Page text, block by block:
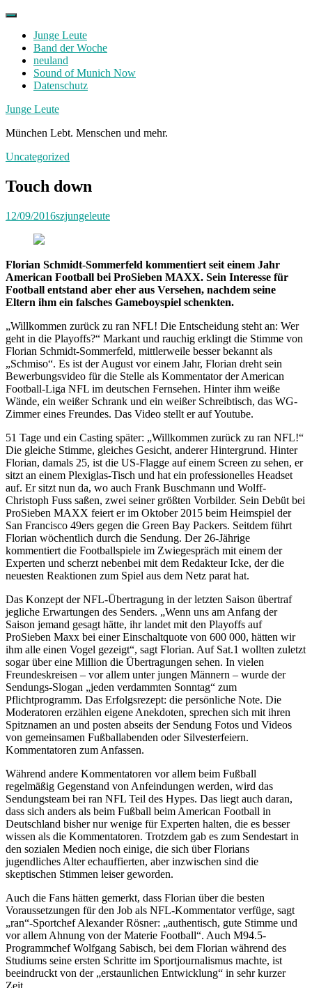
Skip
contentJunge Leute
Band der Woche
neuland
Sound of Munich Now
Datenschutz
Facebook
Twitter
Instagram
Junge Leute
München Lebt. Menschen und mehr.
Uncategorized
Touch down
12/09/2016szjungeleute
Florian Schmidt-Sommerfeld kommentiert seit einem Jahr
American Football bei ProSieben MAXX. Sein Interesse für
Football entstand aber eher aus Versehen, nachdem seine
Eltern ihm ein falsches Gameboyspiel schenkten.
„Willkommen zurück zu ran NFL! Die Entscheidung steht an: Wer
geht in die Playoffs?“ Markant und rauchig erklingt die Stimme von
Florian Schmidt-Sommerfeld, mittlerweile besser bekannt als
„Schmiso“. Es ist der August vor einem Jahr, Florian dreht sein
Bewerbungsvideo für die Stelle als Kommentator der American
Football-Liga NFL im deutschen Fernsehen. Hinter ihm weiße
Wände, ein weißer Schrank und ein weißer Schreibtisch, das WG-
Zimmer eines Freundes. Das Video stellt er auf Youtube.
51 Tage und ein Casting später: „Willkommen zurück zu ran NFL!“
Die gleiche Stimme, gleiches Gesicht, anderer Hintergrund. Hinter
Florian, damals 25, ist die US-Flagge auf einem Screen zu sehen, er
sitzt an einem Plexiglas-Tisch und hat ein professionelles Headset
auf. Er sitzt nun da, wo auch Frank Buschmann und Wolff-
Christoph Fuss saßen, zwei seiner größten Vorbilder. Sein Debüt bei
ProSieben MAXX feiert er im Oktober 2015 beim Heimspiel der
San Francisco 49ers gegen die Green Bay Packers. Seitdem führt
Florian wöchentlich durch die Sendung. Der 26-Jährige
kommentiert die Footballspiele im Zwiegespräch mit einem der
Experten und scherzt nebenbei mit dem Redakteur Icke, der die
neuesten Reaktionen zum Spiel aus dem Netz parat hat.
Das Konzept der NFL-Übertragung in der letzten Saison übertraf
jegliche Erwartungen des Senders. „Wenn uns am Anfang der
Saison jemand gesagt hätte, ihr landet mit den Playoffs auf
ProSieben Maxx bei einer Einschaltquote von 600 000, hätten wir
ihm alle einen Vogel gezeigt“, sagt Florian. Auf Sat.1 wollten zuletzt
sogar über eine Million die Übertragungen sehen. In vielen
Freundeskreisen – vor allem unter jungen Männern – wurde der
Sendungs-Slogan „jeden verdammten Sonntag“ zum
Pflichtprogramm. Das Erfolgsrezept: die persönliche Note. Die
Moderatoren erzählen eigene Anekdoten, sprechen sich mit ihren
Spitznamen an und posten abseits der Sendung Fotos und Videos
von gemeinsamen Fußballabenden oder Silvesterfeiern.
Kommentatoren zum Anfassen.
Während andere Kommentatoren vor allem beim Fußball
regelmäßig Gegenstand von Anfeindungen werden, wird das
Sendungsteam bei ran NFL Teil des Hypes. Das liegt auch daran,
dass sich anders als beim Fußball beim American Football in
Deutschland bisher nur wenige für Experten halten, die es besser
wissen als die Kommentatoren. Trotzdem gab es zum Sendestart in
den sozialen Medien noch einige, die sich über Florians
jugendliches Alter echauffierten, aber inzwischen sind die
skeptischen Stimmen leiser geworden.
Auch die Fans hätten gemerkt, dass Florian über die besten
Voraussetzungen für den Job als NFL-Kommentator verfüge, sagt
„ran“-Sportchef Alexander Rösner: „authentisch, gute Stimme und
vor allem Ahnung von der Materie Football“. Auch M94.5-
Programmchef Wolfgang Sabisch, bei dem Florian während des
Studiums seine ersten Schritte im Sportjournalismus machte, ist
beeindruckt von der „erstaunlichen Entwicklung“ in sehr kurzer
Zeit.